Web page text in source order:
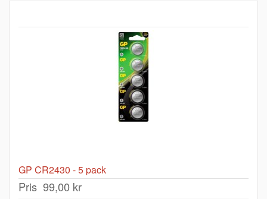
GP CR2430 - 5 pack
Pris 99,00 kr